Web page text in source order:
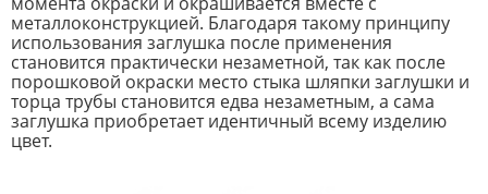
металлоконструкцией. Благодаря такому принципу
использования заглушка после применения
становится практически незаметной, так как после
порошковой окраски место стыка шляпки заглушки и
торца трубы становится едва незаметным, а сама
заглушка приобретает идентичный всему изделию
цвет.